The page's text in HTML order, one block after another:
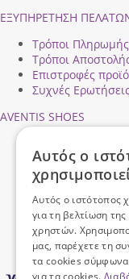
ΕΞΥΠΗΡΕΤΗΣΗ
Τρόποι Πληρωμής
Τρόποι
Επιστροφές
Συχνές
AVENTIS SHOES
Ασφάλεια
Προσωπικά
Όροι Χρήσης
Αυτός ο
Αυτός ο ιστότοπος
για τη βελτίωση
χρηστών.
μας, παρέχετε τη
τα cookies σύμφωνα
για τα cookies.